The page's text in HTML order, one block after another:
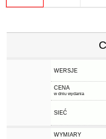
WERSJE
CENA
w dniu wydania
SIEĆ
WYMIARY